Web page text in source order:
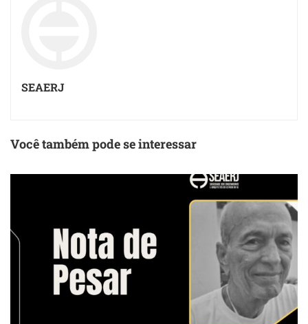
SEAERJ
Você também pode se interessar